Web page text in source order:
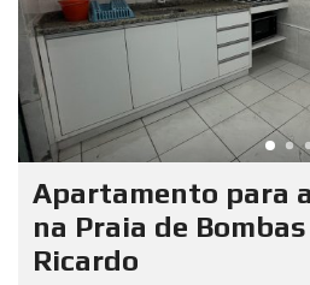
Apartamento para
na Praia de
Ricardo